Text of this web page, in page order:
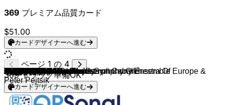
369 プレミアム品質カード
$51.00
カードデザイナーへ進む
Karl Jenkins, Adiemus Symphony Orchestra Of Europe &
Peter Pejtsik
Depeche Mode
The Police
Tina Turner
Billy Joel
Red Hot Chili Peppers
Toto
U2
The Beatles
The Beatles
The Beatles
The Beatles
John Lennon
Eagles
Boney M.
U2
Nick Straker
Toploader
David Bowie & Queen
Elton John
Van Halen
The Beatles
The Rolling Stones
Simon & Garfunkel
Aerosmith
Green Day
AC/DC
Uriah Heep
Phil Carmen
John Farnham
Oasis
Loggins & Messina
INXS
Green Day
TOTO
Phil Collins
ERA
Pink Floyd
Queen
Michael Jackson
Midnight Oil
Limp Bizkit
The Mamas & The Papas
The Beatles
Queen
Nirvana
Radiohead
ABBA
Nirvana
Kelly Clarkson
Nelly Furtado
Hoobastank
U2
Blur
The Beatles
Soft Cell
Barry Manilow
Queen
Queen
Queen
The Beatles
Queen
Freddie Mercury & Montserrat Caballé
U2
Bay City Rollers
Deep Purple
Led Zeppelin
Guns N' Roses
Dire Straits
Bonnie Tyler
Tears For Fears
Metallica
Golden Earring
John Miles
Queen
ABBA
Kansas
Falco
Fleetwood Mac
Journey
Opus
Geri Halliwell
The Alan Parsons Project
Alphaville
Michael Jackson
Styx
Bruce Springsteen
Don Henley
Evanescence
Bluejuice
Mr. Mister
Survivor
Ray Wilson & The Berlin Symphony Ensemble
Kool & The Gang
Eric Clapton
Foreigner
ABBA
Red Hot Chili Peppers
Sting & Cheb Mami
Michael Jackson
ページ 1 の 4
369トラック準備OK
カードデザイナーへ進む